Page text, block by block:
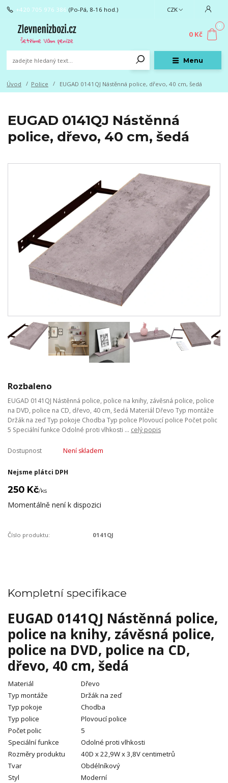
Menu
CZK
+420 705 976 386 (Po-Pá, 8-16 hod.)
0
0 Kč
Úvod Police EUGAD 0141QJ Nástěnná police, dřevo, 40 cm, šedá
EUGAD 0141QJ Nástěnná
police, dřevo, 40 cm, šedá
Rozbaleno
EUGAD 0141QJ Nástěnná police, police na knihy, závěsná police, police
na DVD, police na CD, dřevo, 40 cm, šedá Materiál Dřevo Typ montáže
Držák na zeď Typ pokoje Chodba Typ police Plovoucí police Počet polic
5 Speciální funkce Odolné proti vlhkosti ... celý popis
Dostupnost Není skladem
Nejsme plátci DPH
250 Kč/ks
Momentálně není k dispozici
Číslo produktu: 0141QJ
Kompletní specifikace
EUGAD 0141QJ Nástěnná police,
police na knihy, závěsná police,
police na DVD, police na CD,
dřevo, 40 cm, šedá
Materiál
Dřevo
Typ montáže
Držák na zeď
Typ pokoje
Chodba
Typ police
Plovoucí police
Počet polic
5
Speciální funkce
Odolné proti vlhkosti
Rozměry produktu
40D x 22,9W x 3,8V centimetrů
Tvar
Obdélníkový
Styl
Moderní